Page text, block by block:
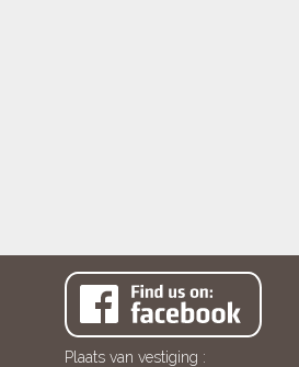
Plaats van vestiging :